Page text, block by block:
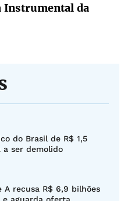
Instrumental da
do Brasil de R$ 1,5
a ser demolido
A recusa R$ 6,9 bilhões